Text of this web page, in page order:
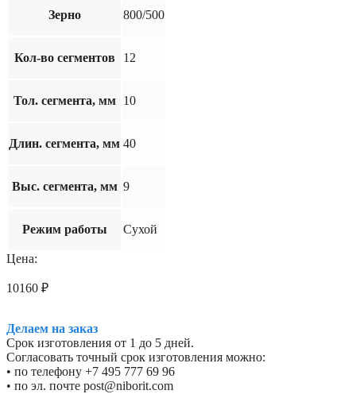
Зерно 800/500
Кол-во сегментов 12
Тол. сегмента, мм 10
Длин. сегмента, мм 40
Выс. сегмента, мм 9
Режим работы Сухой
Цена:
10160 ₽
Делаем на заказ
Срок изготовления от 1 до 5 дней.
Согласовать точный срок изготовления можно:
• по телефону +7 495 777 69 96
• по эл. почте post@niborit.com